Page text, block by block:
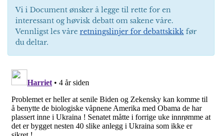
Vi i Document ønsker å legge til rette for en
interessant og høvisk debatt om sakene våre.
Vennligst les våre retningslinjer for debattskikk før
du deltar.